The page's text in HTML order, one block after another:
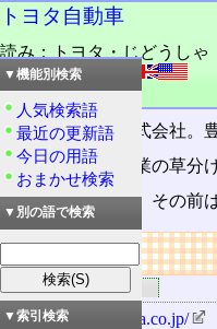
トヨタ自動車
読み：トヨタ・じどうしゃ
外語：TOYOTA
品詞：会社名
トヨタ自動車株式会社。
日本の自動車産業の草分
愛知県豊田市は、その前
リンク
関連するリンク
http://www.toyota.co.jp/
▼機能別検索
人気検索語
最近の更新語
今日の用語
おまかせ検索
▼別の語で検索
▼索引検索